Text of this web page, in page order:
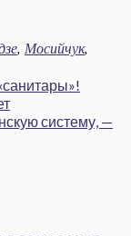
, Мосийчук,
систему, —